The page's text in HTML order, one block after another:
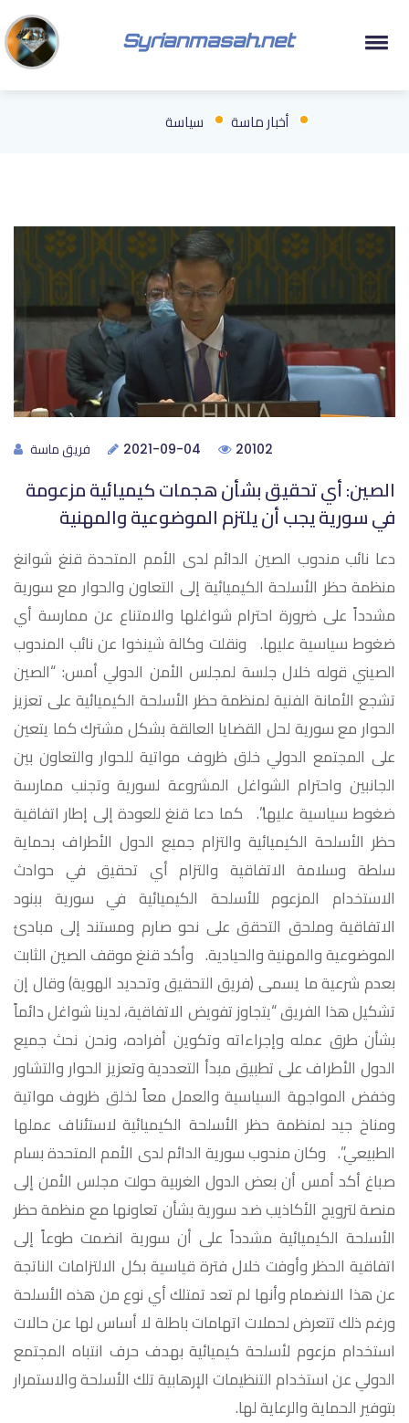
Syrianmasah.net
أخبار ماسة سياسة
فريق ماسة 2021-09-04 20102
الصين: أي تحقيق بشأن هجمات كيميائية مزعومة
في سورية يجب أن يلتزم الموضوعية والمهنية
دعا نائب مندوب الصين الدائم لدى الأمم المتحدة قنغ شوانغ
منظمة حظر الأسلحة الكيميائية إلى التعاون والحوار مع سورية
مشدداً على ضرورة احترام شواغلها والامتناع عن ممارسة أي
ضغوط سياسية عليها. ونقلت وكالة شينخوا عن نائب المندوب
الصيني قوله خلال جلسة لمجلس الأمن الدولي أمس: “الصين
تشجع الأمانة الفنية لمنظمة حظر الأسلحة الكيميائية على تعزيز
الحوار مع سورية لحل القضايا العالقة بشكل مشترك كما يتعين
على المجتمع الدولي خلق ظروف مواتية للحوار والتعاون بين
الجانبين واحترام الشواغل المشروعة لسورية وتجنب ممارسة
ضغوط سياسية عليها”. كما دعا قنغ للعودة إلى إطار اتفاقية
حظر الأسلحة الكيميائية والتزام جميع الدول الأطراف بحماية
سلطة وسلامة الاتفاقية والتزام أي تحقيق في حوادث
الاستخدام المزعوم للأسلحة الكيميائية في سورية ببنود
الاتفاقية وملحق التحقق على نحو صارم ومستند إلى مبادئ
الموضوعية والمهنية والحيادية. وأكد قنغ موقف الصين الثابت
بعدم شرعية ما يسمى (فريق التحقيق وتحديد الهوية) وقال إن
تشكيل هذا الفريق “يتجاوز تفويض الاتفاقية، لدينا شواغل دائماً
بشأن طرق عمله وإجراءاته وتكوين أفراده، ونحن نحث جميع
الدول الأطراف على تطبيق مبدأ التعددية وتعزيز الحوار والتشاور
وخفض المواجهة السياسية والعمل معاً لخلق ظروف مواتية
ومناخ جيد لمنظمة حظر الأسلحة الكيميائية لاستئناف عملها
الطبيعي”. وكان مندوب سورية الدائم لدى الأمم المتحدة بسام
صباغ أكد أمس أن بعض الدول الغربية حولت مجلس الأمن إلى
منصة لترويج الأكاذيب ضد سورية بشأن تعاونها مع منظمة حظر
الأسلحة الكيميائية مشدداً على أن سورية انضمت طوعاً إلى
اتفاقية الحظر وأوفت خلال فترة قياسية بكل الالتزامات الناتجة
عن هذا الانضمام وأنها لم تعد تمتلك أي نوع من هذه الأسلحة
ورغم ذلك تتعرض لحملات اتهامات باطلة لا أساس لها عن حالات
استخدام مزعوم لأسلحة كيميائية بهدف حرف انتباه المجتمع
الدولي عن استخدام التنظيمات الإرهابية تلك الأسلحة والاستمرار
بتوفير الحماية والرعاية لها.